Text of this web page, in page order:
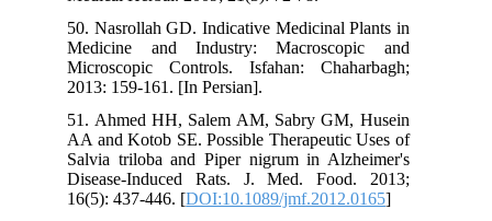
50. Nasrollah GD. Indicative Medicinal Plants in
Medicine and Industry: Macroscopic and
Microscopic Controls. Isfahan: Chaharbagh;
2013: 159-161. [In Persian].
51. Ahmed HH, Salem AM, Sabry GM, Husein
AA and Kotob SE. Possible Therapeutic Uses of
Salvia triloba and Piper nigrum in Alzheimer's
Disease-Induced Rats. J. Med. Food. 2013;
16(5): 437-446. [DOI:10.1089/jmf.2012.0165